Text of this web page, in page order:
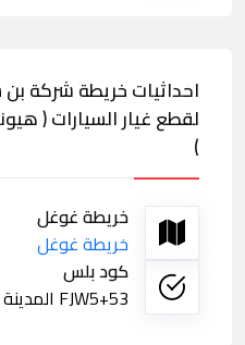
احداثيات خريطة شركة بن
لقطع غيار السيارات (
)
خريطة غوغل
خريطة غوغل
كود بلس
FJW5+53 المدينة المنورة